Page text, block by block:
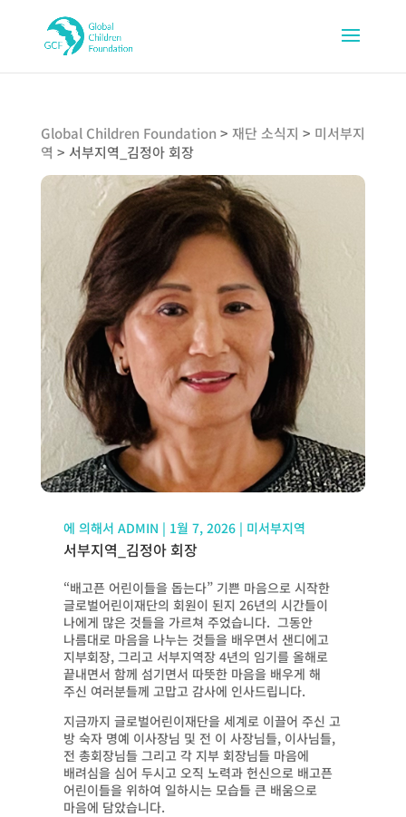
Global Children Foundation > 재단 소식지 > 미서부지
역 > 서부지역_김정아 회장
에 의해서 ADMIN | 1월 7, 2026| 미서부지역
서부지역_김정아 회장
“배고픈 어린이들을 돕는다” 기쁜 마음으로 시작한
글로벌어린이재단의 회원이 된지 26년의 시간들이
나에게 많은 것들을 가르쳐 주었습니다. 그동안
나름대로 마음을 나누는 것들을 배우면서 샌디에고
지부회장, 그리고 서부지역장 4년의 임기를 올해로
끝내면서 함께 섬기면서 따뜻한 마음을 배우게 해
주신 여러분들께 고맙고 감사에 인사드립니다.
지금까지 글로벌어린이재단을 세계로 이끌어 주신 고
방 숙자 명예 이사장님 및 전 이 사장님들, 이사님들,
전 총회장님들 그리고 각 지부 회장님들 마음에
배려심을 심어 두시고 오직 노력과 헌신으로 배고픈
어린이들을 위하여 일하시는 모습들 큰 배움으로
마음에 담았습니다.